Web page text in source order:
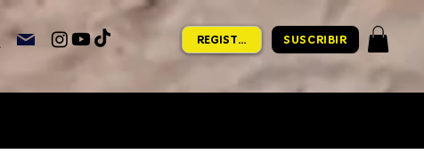
REGISTRARSE SUSCRIBIR